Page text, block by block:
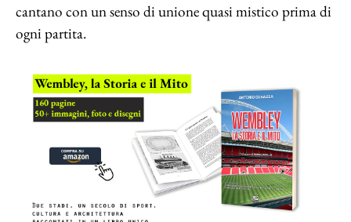
cantano con un senso di unione quasi mistico prima di
ogni partita.